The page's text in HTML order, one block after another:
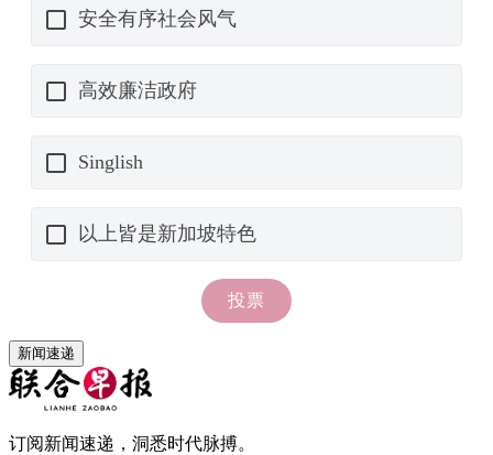
新闻速递
订阅新闻速递，洞悉时代脉搏。